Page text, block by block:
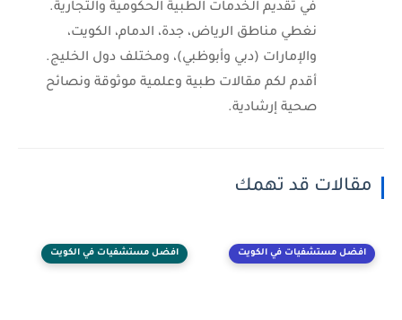
في تقديم الخدمات الطبية الحكومية والتجارية.
نغطي مناطق الرياض، جدة، الدمام، الكويت،
والإمارات (دبي وأبوظبي)، ومختلف دول الخليج.
أقدم لكم مقالات طبية وعلمية موثوقة ونصائح
صحية إرشادية.
مقالات قد تهمك
افضل مستشفيات في الكويت افضل مستشفيات في الكويت